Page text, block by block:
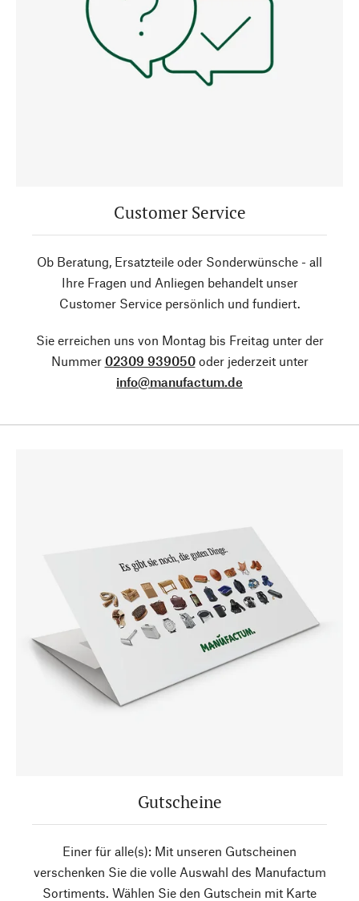
Customer Service
Ob Beratung, Ersatzteile oder Sonderwünsche - all
Ihre Fragen und Anliegen behandelt unser
Customer Service persönlich und fundiert.
Sie erreichen uns von Montag bis Freitag unter der
Nummer 02309 939050oder jederzeit unter
info@manufactum.de
Gutscheine
Einer für alle(s): Mit unseren Gutscheinen
verschenken Sie die volle Auswahl des Manufactum
Sortiments. Wählen Sie den Gutschein mit Karte